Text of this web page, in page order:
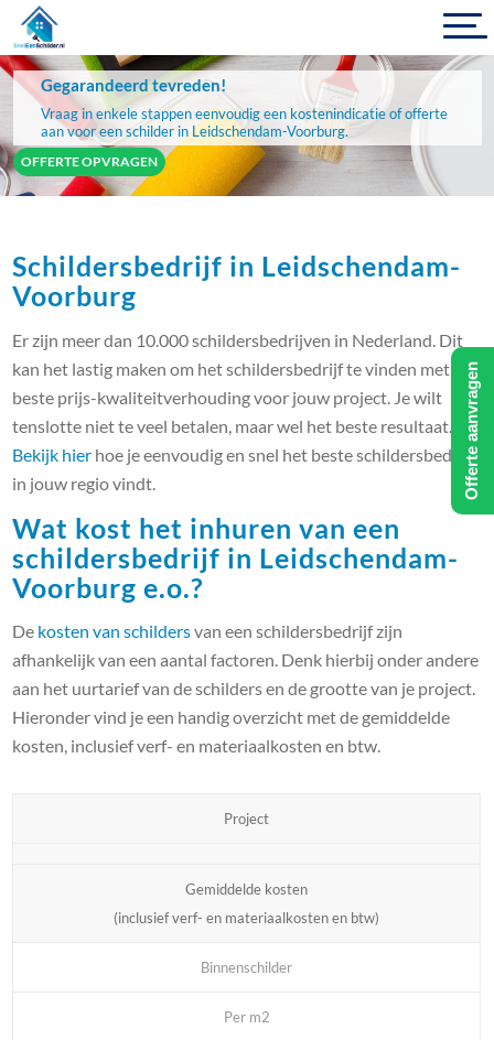
Gegarandeerd tevreden!
Vraag in enkele stappen eenvoudig een kostenindicatie of offerte
aan voor een schilder in Leidschendam-Voorburg.
OFFERTE OPVRAGEN
Schildersbedrijf in Leidschendam-
Voorburg
Er zijn meer dan 10.000 schildersbedrijven in Nederland. Dit
kan het lastig maken om het schildersbedrijf te vinden met de
beste prijs-kwaliteitverhouding voor jouw project. Je wilt
tenslotte niet te veel betalen, maar wel het beste resultaat.
Bekijk hier hoe je eenvoudig en snel het beste schildersbedrijf
in jouw regio vindt.
Wat kost het inhuren van een
schildersbedrijf in Leidschendam-
Voorburg e.o.?
De kosten van schildersvan een schildersbedrijf zijn
afhankelijk van een aantal factoren. Denk hierbij onder andere
aan het uurtarief van de schilders en de grootte van je project.
Hieronder vind je een handig overzicht met de gemiddelde
kosten, inclusief verf- en materiaalkosten en btw.
Project
Gemiddelde kosten
(inclusief verf- en materiaalkosten en btw)
Binnenschilder
Per m2
Offerte aanvragen